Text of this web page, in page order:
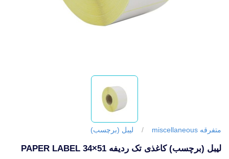
متفرقه miscellaneous / لیبل (برچسب)
لیبل (برچسب) کاغذی تک ردیفه PAPER LABEL 34×51